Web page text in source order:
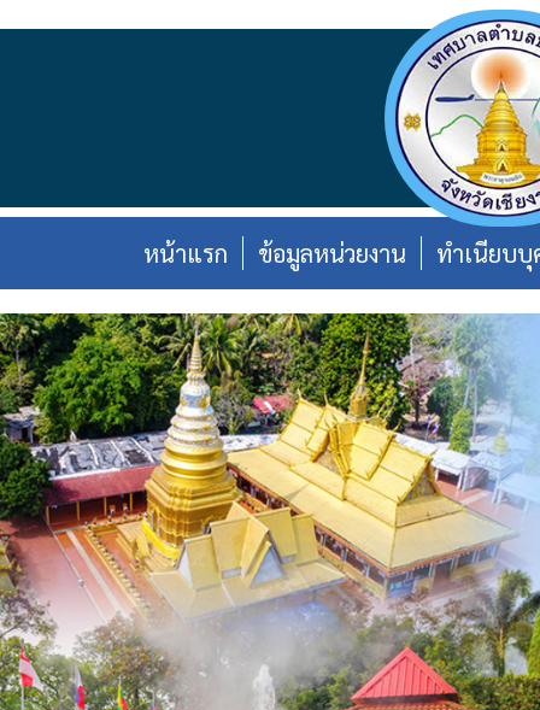
หน้าแรก ข้อมูลหน่วยงาน ทำเนียบบุ